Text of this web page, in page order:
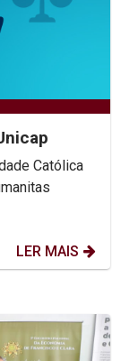
LER MAIS